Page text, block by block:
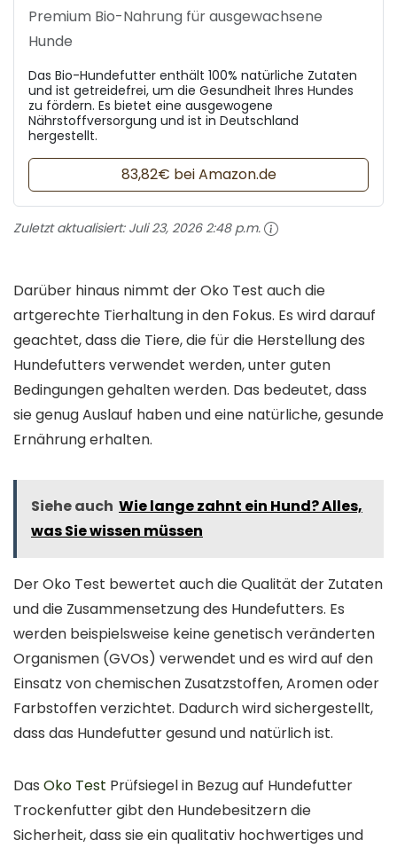
Premium Bio-Nahrung für ausgewachsene
Hunde
Das Bio-Hundefutter enthält 100% natürliche Zutaten
und ist getreidefrei, um die Gesundheit Ihres Hundes
zu fördern. Es bietet eine ausgewogene
Nährstoffversorgung und ist in Deutschland
hergestellt.
83,82€ bei Amazon.de
Zuletzt aktualisiert: Juli 23, 2026 2:48 p.m.
Darüber hinaus nimmt der Oko Test auch die
artgerechte Tierhaltung in den Fokus. Es wird darauf
geachtet, dass die Tiere, die für die Herstellung des
Hundefutters verwendet werden, unter guten
Bedingungen gehalten werden. Das bedeutet, dass
sie genug Auslauf haben und eine natürliche, gesunde
Ernährung erhalten.
Siehe auch Wie lange zahnt ein Hund? Alles,
was Sie wissen müssen
Der Oko Test bewertet auch die Qualität der Zutaten
und die Zusammensetzung des Hundefutters. Es
werden beispielsweise keine genetisch veränderten
Organismen (GVOs) verwendet und es wird auf den
Einsatz von chemischen Zusatzstoffen, Aromen oder
Farbstoffen verzichtet. Dadurch wird sichergestellt,
dass das Hundefutter gesund und natürlich ist.
Das Oko Test Prüfsiegel in Bezug auf Hundefutter
Trockenfutter gibt den Hundebesitzern die
Sicherheit, dass sie ein qualitativ hochwertiges und